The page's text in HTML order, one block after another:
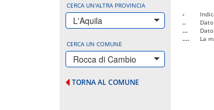
CERCA UN'ALTRA PROVINCIA
L'Aquila
CERCA UN COMUNE
Rocca di Cambio
TORNA AL COMUNE
-
..
...
....
La